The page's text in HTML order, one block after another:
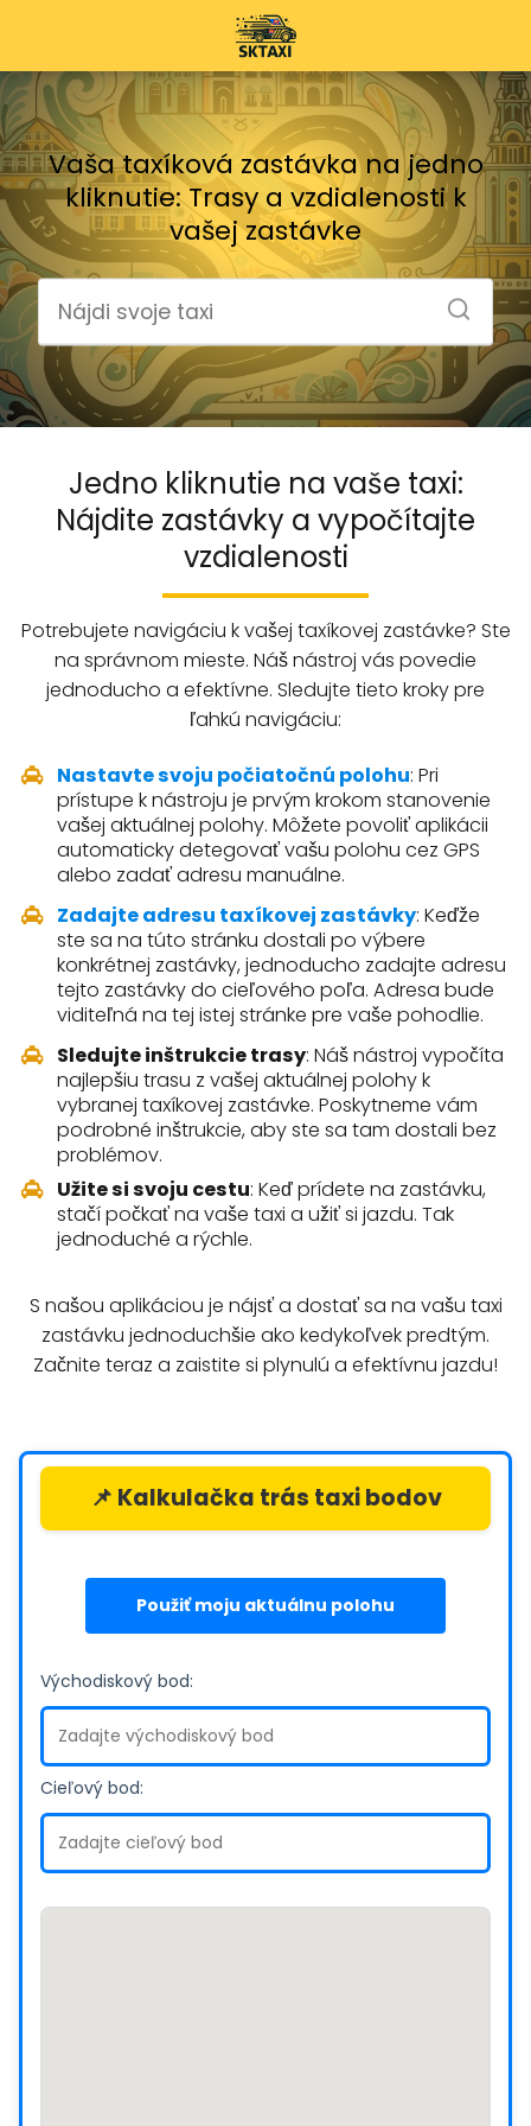
Vaša taxíková zastávka na jedno
kliknutie: Trasy a vzdialenosti k
vašej zastávke
Jedno kliknutie na vaše taxi:
Nájdite zastávky a vypočítajte
vzdialenosti
Potrebujete navigáciu k vašej taxíkovej zastávke? Ste
na správnom mieste. Náš nástroj vás povedie
jednoducho a efektívne. Sledujte tieto kroky pre
ľahkú navigáciu:
Nastavte svoju počiatočnú polohu: Pri
prístupe k nástroju je prvým krokom stanovenie
vašej aktuálnej polohy. Môžete povoliť aplikácii
automaticky detegovať vašu polohu cez GPS
alebo zadať adresu manuálne.
Zadajte adresu taxíkovej zastávky: Keďže
ste sa na túto stránku dostali po výbere
konkrétnej zastávky, jednoducho zadajte adresu
tejto zastávky do cieľového poľa. Adresa bude
viditeľná na tej istej stránke pre vaše pohodlie.
Sledujte inštrukcie trasy: Náš nástroj vypočíta
najlepšiu trasu z vašej aktuálnej polohy k
vybranej taxíkovej zastávke. Poskytneme vám
podrobné inštrukcie, aby ste sa tam dostali bez
problémov.
Užite si svoju cestu: Keď prídete na zastávku,
stačí počkať na vaše taxi a užiť si jazdu. Tak
jednoduché a rýchle.
S našou aplikáciou je nájsť a dostať sa na vašu taxi
zastávku jednoduchšie ako kedykoľvek predtým.
Začnite teraz a zaistite si plynulú a efektívnu jazdu!
📌 Kalkulačka trás taxi bodov
Použiť moju aktuálnu polohu
Východiskový bod:
Cieľový bod: